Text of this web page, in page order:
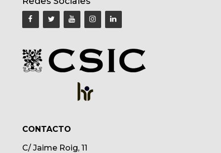
CONTACTO
C/ Jaime Roig, 11